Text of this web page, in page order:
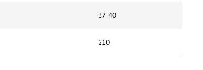
37-40
210